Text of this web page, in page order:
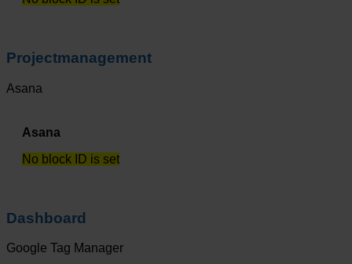
Projectmanagement
Asana
Asana
No block ID is set
Dashboard
Google Tag Manager